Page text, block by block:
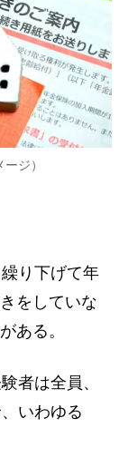
ジ）
り下げて年
をしていな
ある。
者は全員、
いわゆる